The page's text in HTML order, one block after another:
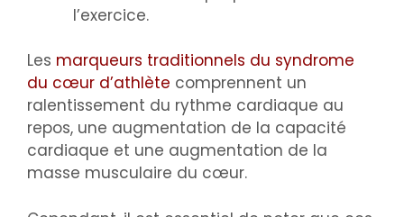
l’exercice.
Les marqueurs traditionnels du syndrome
du cœur d’athlète comprennent un
ralentissement du rythme cardiaque au
repos, une augmentation de la capacité
cardiaque et une augmentation de la
masse musculaire du cœur.